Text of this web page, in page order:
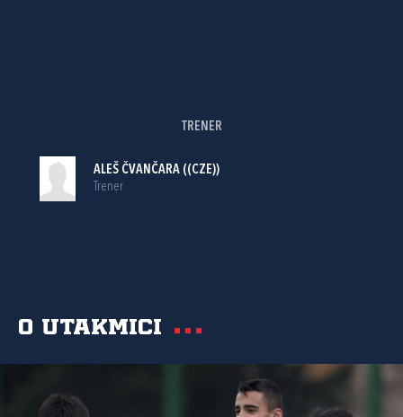
TRENER
ALEŠ ČVANČARA ((CZE))
Trener
O utakmici